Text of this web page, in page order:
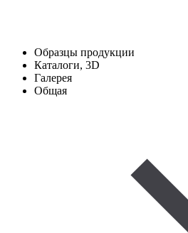
Образцы продукции
Каталоги, 3D
Галерея
Общая